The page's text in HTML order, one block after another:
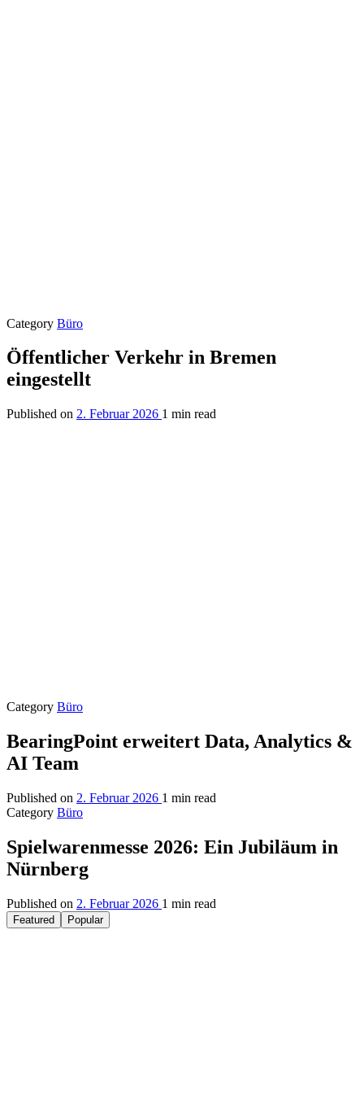
Category Büro
Öffentlicher Verkehr in Bremen
eingestellt
Published on 2. Februar 2026 1 min read
Category Büro
BearingPoint erweitert Data, Analytics &
AI Team
Published on 2. Februar 2026 1 min read
Category Büro
Spielwarenmesse 2026: Ein Jubiläum in
Nürnberg
Published on 2. Februar 2026 1 min read
Featured Popular